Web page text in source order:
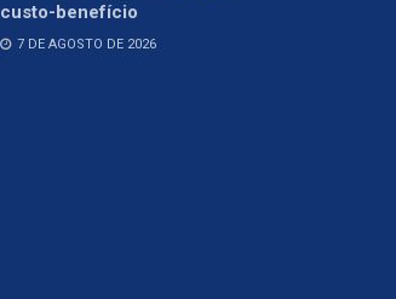
custo-benefício
7 DE AGOSTO DE 2026